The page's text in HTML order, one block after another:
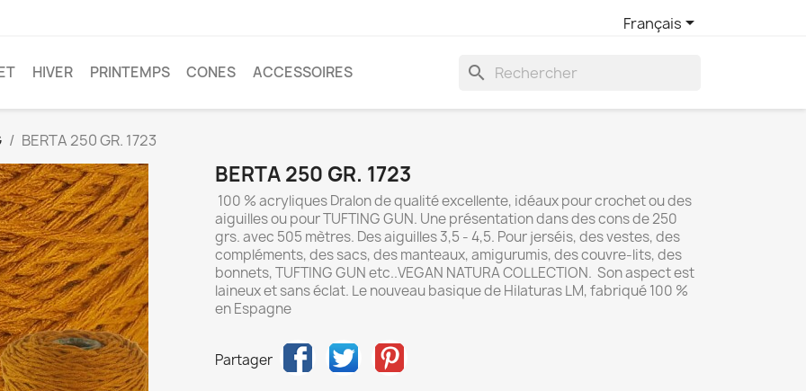
Français
HIVER PRINTEMPS CONES ACCESSOIRES search
BERTA 250 GR. 1723
BERTA 250 GR. 1723
100 % acryliques Dralon de qualité excellente, idéaux pour crochet ou des
aiguilles ou pour TUFTING GUN. Une présentation dans des cons de 250
grs. avec 505 mètres. Des aiguilles 3,5 - 4,5. Pour jerséis, des vestes, des
compléments, des sacs, des manteaux, amigurumis, des couvre-lits, des
bonnets, TUFTING GUN etc..VEGAN NATURA COLLECTION. Son aspect est
laineux et sans éclat. Le nouveau basique de Hilaturas LM, fabriqué 100 %
en Espagne
Partager